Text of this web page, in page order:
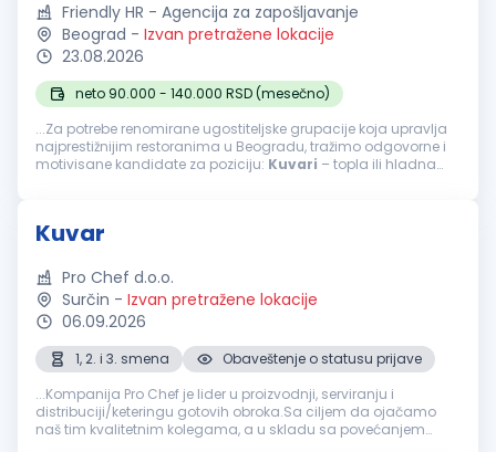
Friendly HR - Agencija za zapošljavanje
Beograd - Izvan pretražene lokacije
23.08.2026
neto 90.000 - 140.000 RSD (mesečno)
...Za potrebe renomirane ugostiteljske grupacije koja upravlja
najprestižnijim restoranima u Beogradu, tražimo odgovorne i
motivisane kandidate za poziciju: Kuvari – topla ili hladna
Kuvar
Pro Chef d.o.o.
Surčin - Izvan pretražene lokacije
06.09.2026
1, 2. i 3. smena
Obaveštenje o statusu prijave
...Kompanija Pro Chef je lider u proizvodnji, serviranju i
distribuciji/keteringu gotovih obroka.Sa ciljem da ojačamo
naš tim kvalitetnim kolegama, a u skladu sa povećanjem